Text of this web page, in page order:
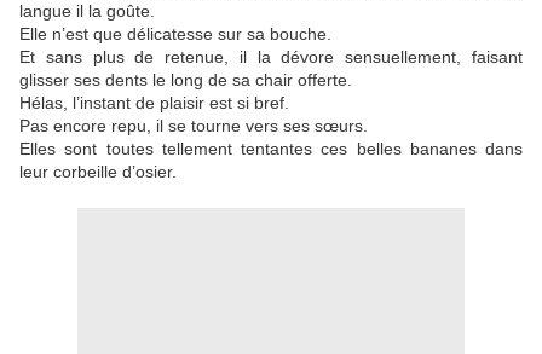
langue il la goûte.
Elle n’est que délicatesse sur sa bouche.
Et sans plus de retenue, il la dévore sensuellement, faisant
glisser ses dents le long de sa chair offerte.
Hélas, l’instant de plaisir est si bref.
Pas encore repu, il se tourne vers ses sœurs.
Elles sont toutes tellement tentantes ces belles bananes dans
leur corbeille d’osier.